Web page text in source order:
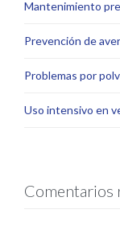
Mantenimiento
Prevención de
Problemas por
Uso intensivo en
Comentarios